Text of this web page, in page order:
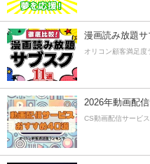
漫画読み放題サ
オリコン顧客満足度
2026年動画配
CS動画配信サービ